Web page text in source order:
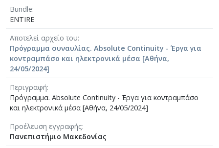
Bundle
ENTIRE
Αποτελεί αρχείο του
Πρόγραμμα συναυλίας. Absolute Continuity - Έργα για
κοντραμπάσο και ηλεκτρονικά μέσα [Αθήνα,
24/05/2024]
Περιγραφή
Πρόγραμμα. Absolute Continuity - Έργα για κοντραμπάσο
και ηλεκτρονικά μέσα [Αθήνα, 24/05/2024]
Προέλευση εγγραφής
Πανεπιστήμιο Μακεδονίας